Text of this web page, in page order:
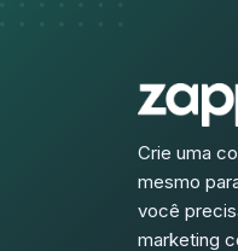
Crie uma
mesmo
você
marketing